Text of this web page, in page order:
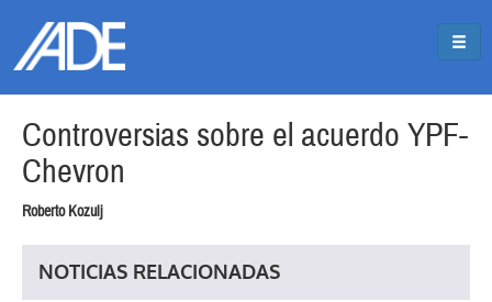
Controversias sobre el acuerdo YPF-
Chevron
Roberto Kozulj
NOTICIAS RELACIONADAS